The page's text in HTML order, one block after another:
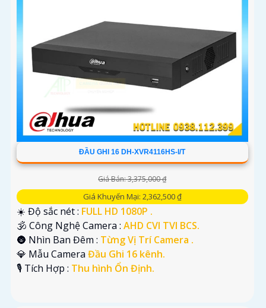
ĐẦU GHI 16 DH-XVR4116HS-I/T
Giá Bán: 3,375,000 ₫
Giá Khuyến Mại: 2,362,500 ₫
☀️ Độ sắc nét : FULL HD 1080P .
🕉️ Công Nghệ Camera : AHD CVI TVI BCS.
🌚 Nhìn Ban Đêm : Từng Vị Trí Camera .
💎 Mẫu Camera Đầu Ghi 16 kênh.
️🎙 Tích Hợp : Thu hình Ổn Định.